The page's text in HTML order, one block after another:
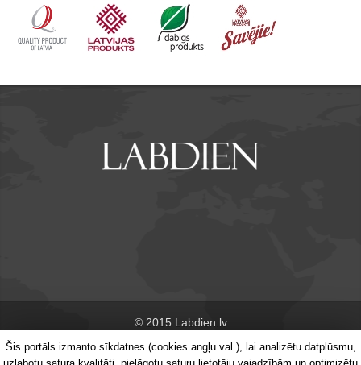
© 2015 Labdien.lv
Šis portāls izmanto sīkdatnes (cookies angļu val.), lai analizētu datplūsmu,